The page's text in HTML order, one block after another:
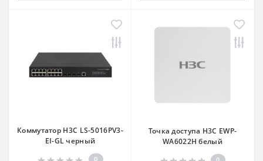
Коммутатор H3C LS-5016PV3-
EI-GL черный
0
Точка доступа H3C EWP-
WA6022H белый